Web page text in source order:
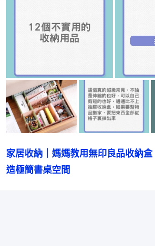
家居收納｜媽媽教用無印良品收納
造極簡書桌空間